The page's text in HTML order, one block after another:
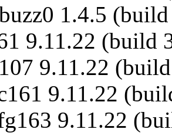
1.4.5
9.11.22 (build
9.11.22
9.11.22
9.11.22